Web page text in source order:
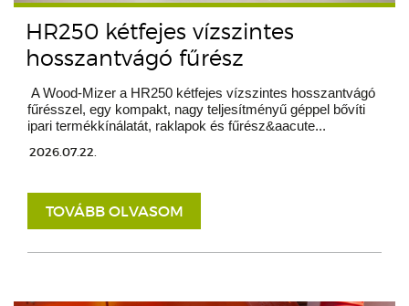
HR250 kétfejes vízszintes
hosszantvágó fűrész
A Wood-Mizer a HR250 kétfejes vízszintes hosszantvágó
fűrésszel, egy kompakt, nagy teljesítményű géppel bővíti
ipari termékkínálatát, raklapok és fűrész&aacute...
2026.07.22.
TOVÁBB OLVASOM